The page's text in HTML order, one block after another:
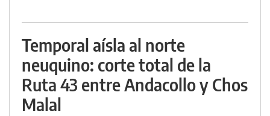
Temporal aísla al norte
neuquino: corte total de la
Ruta 43 entre Andacollo y Chos
Malal